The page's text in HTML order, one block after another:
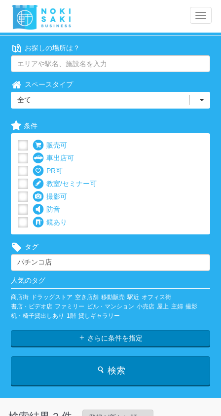
Toggle
お探しの場所は？
スペースタイプ
全て
条件
販売可
車出店可
PR可
教室/セミナー可
撮影可
防音
鏡あり
タグ
人気のタグ
商店街 ドラッグストア 空き店舗 移動販売 駅近 オフィス街
書店・ビデオ店 ファミリー ビル・マンション 小売店 屋上 主婦 撮影
机・椅子貸出しあり
1階 貸しギャラリー
さらに条件を指定
検索